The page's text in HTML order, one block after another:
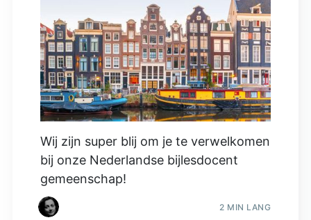
Wij zijn super blij om je te verwelkomen
bij onze Nederlandse bijlesdocent
gemeenschap!
2 MIN LANG